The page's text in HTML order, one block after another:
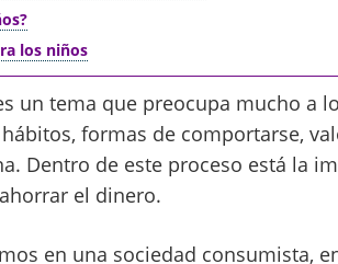
los niños
un tema que preocupa mucho a
formas de comportarse,
Dentro de este proceso está la
el dinero.
en una sociedad consumista,